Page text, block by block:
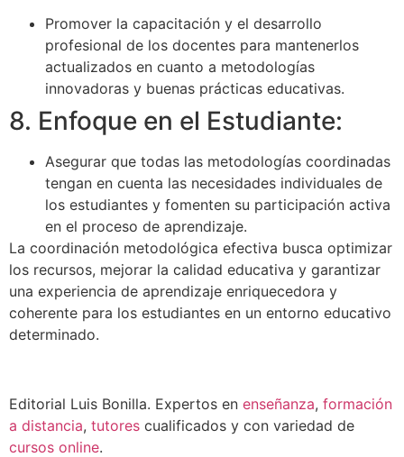
Promover la capacitación y el desarrollo
profesional de los docentes para mantenerlos
actualizados en cuanto a metodologías
innovadoras y buenas prácticas educativas.
8. Enfoque en el Estudiante:
Asegurar que todas las metodologías coordinadas
tengan en cuenta las necesidades individuales de
los estudiantes y fomenten su participación activa
en el proceso de aprendizaje.
La coordinación metodológica efectiva busca optimizar
los recursos, mejorar la calidad educativa y garantizar
una experiencia de aprendizaje enriquecedora y
coherente para los estudiantes en un entorno educativo
determinado.
Editorial Luis Bonilla. Expertos en enseñanza, formación
a distancia, tutores cualificados y con variedad de
cursos online.